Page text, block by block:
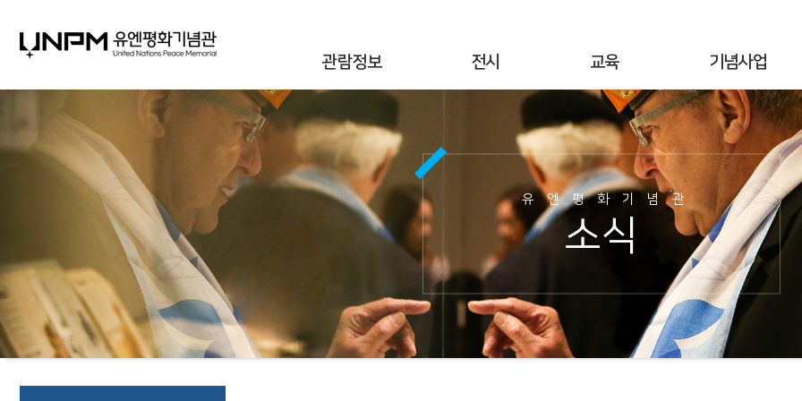
관람정보
관람안내
대관안내
시설안내
통합신청조회
전시
기획전시
사이버전시
6·25전쟁 캠페인
명예의 전당
교육
연간교육
교육공지
현장교육
온라인 교육
교육사진
기념사업
기념행사
UN군 참전현황
기념시설정보
이달의 참전국
이달의 영웅
유엔평화기념관
소식